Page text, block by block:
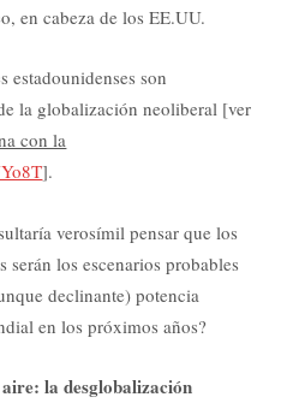
en cabeza de los EE.UU.
estadounidenses son
la globalización neoliberal [ver
con la
].
verosímil pensar que los
serán los escenarios probables
declinante) potencia
en los próximos años?
aire: la desglobalización